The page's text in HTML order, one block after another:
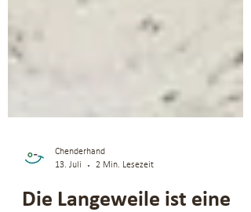
Chenderhand
13. Juli
2 Min. Lesezeit